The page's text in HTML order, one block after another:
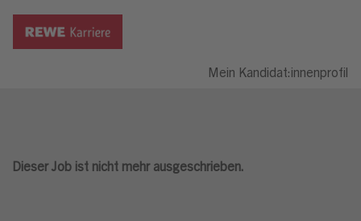
Mein Kandidat:innenprofil
Dieser Job ist nicht mehr ausgeschrieben.